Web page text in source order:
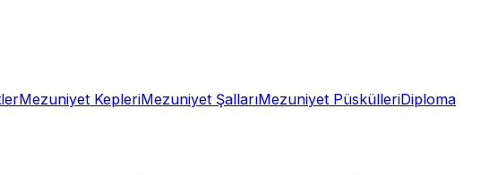
Mezuniyet KepleriMezuniyet ŞallarıMezuniyet PüskülleriDiploma